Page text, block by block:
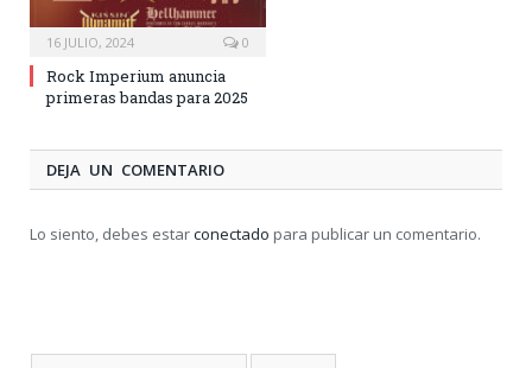
16 JULIO, 2024 0
Rock Imperium anuncia
primeras bandas para 2025
DEJA UN COMENTARIO
Lo siento, debes estarconectado para publicar un comentario.